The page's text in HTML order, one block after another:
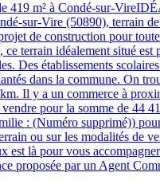
419 m² à Condé-sur-
sur-Vire (50890), terrain
de construction pour
terrain idéalement situé est
Des établissements
dans la commune. On
Il y a un commerce à
pour la somme de 44
: (Numéro supprimé))
ou sur les modalités de
est là pour vous
proposée par un Agent